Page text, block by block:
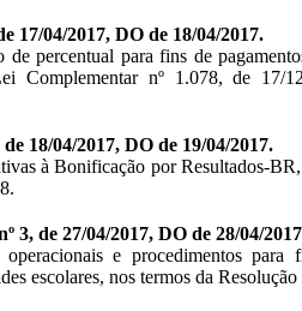
17/04/2017, DO de 18/04/2017.
de percentual para fins de
Complementar nº 1.078, de 17/
18/04/2017, DO de 19/04/2017.
à Bonificação por Resultados-
3, de 27/04/2017, DO de 28/04/
e procedimentos
escolares, nos termos da